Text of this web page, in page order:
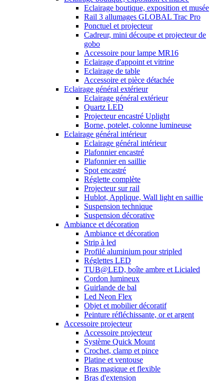
Eclairage boutique, exposition et musée
Rail 3 allumages GLOBAL Trac Pro
Ponctuel et projecteur
Cadreur, mini découpe et projecteur de
gobo
Accessoire pour lampe MR16
Eclairage d'appoint et vitrine
Eclairage de table
Accessoire et pièce détachée
Eclairage général extérieur
Eclairage général extérieur
Quartz LED
Projecteur encastré Uplight
Borne, potelet, colonne lumineuse
Eclairage général intérieur
Eclairage général intérieur
Plafonnier encastré
Plafonnier en saillie
Spot encastré
Réglette complète
Projecteur sur rail
Hublot, Applique, Wall light en saillie
Suspension technique
Suspension décorative
Ambiance et décoration
Ambiance et décoration
Strip à led
Profilé aluminium pour stripled
Réglettes LED
TUB@LED, boîte ambre et Licialed
Cordon lumineux
Guirlande de bal
Led Neon Flex
Objet et mobilier décoratif
Peinture réfléchissante, or et argent
Accessoire projecteur
Accessoire projecteur
Système Quick Mount
Crochet, clamp et pince
Platine et ventouse
Bras magique et flexible
Bras d'extension